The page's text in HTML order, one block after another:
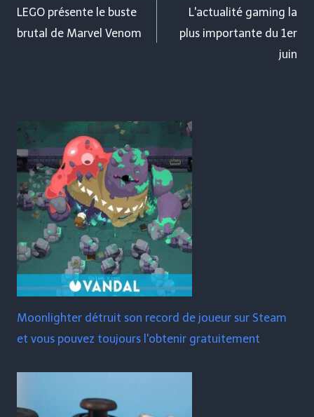
de
l’article
LEGO présente le buste
brutal de Marvel Venom
L'actualité gaming la
plus importante du 1er
juin
Moonlighter détruit son record de joueur sur Steam
et vous pouvez toujours l'obtenir gratuitement